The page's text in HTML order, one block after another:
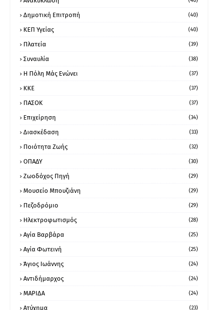
Δημοτική Επιτροπή (40)
ΚΕΠ Υγείας (40)
Πλατεία (39)
Συναυλία (38)
Η Πόλη Μάς Ενώνει (37)
ΚΚΕ (37)
ΠΑΣΟΚ (37)
Επιχείρηση (34)
Διασκέδαση (33)
Ποιότητα Ζωής (32)
ΟΠΑΔΥ (30)
Ζωοδόχος Πηγή (29)
Μουσείο Μπουζιάνη (29)
Πεζοδρόμιο (29)
Ηλεκτροφωτισμός (28)
Αγία Βαρβάρα (25)
Αγία Φωτεινή (25)
Άγιος Ιωάννης (24)
Αντιδήμαρχος (24)
ΜΑΡΙΔΑ (24)
Ατύχημα (23)